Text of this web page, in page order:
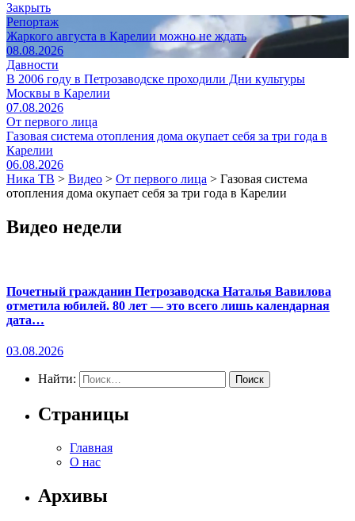
Закрыть
Репортаж
Жаркого августа в Карелии можно не ждать
08.08.2026
Давности
В 2006 году в Петрозаводске проходили Дни культуры
Москвы в Карелии
07.08.2026
От первого лица
Газовая система отопления дома окупает себя за три года в
Карелии
06.08.2026
Ника ТВ > Видео > От первого лица > Газовая система
отопления дома окупает себя за три года в Карелии
Видео недели
Почетный гражданин Петрозаводска Наталья Вавилова
отметила юбилей. 80 лет — это всего лишь календарная
дата…
03.08.2026
Найти:
Страницы
Главная
О нас
Архивы